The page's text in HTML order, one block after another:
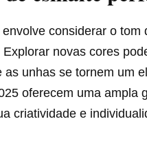
considerar o tom
novas cores
unhas se tornem um
oferecem uma ampla
criatividade e